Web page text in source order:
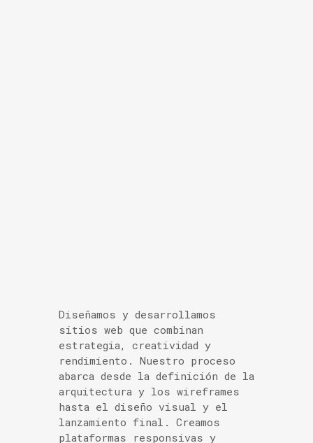
Diseñamos y desarrollamos
sitios web que combinan
estrategia, creatividad y
rendimiento. Nuestro proceso
abarca desde la definición de la
arquitectura y los wireframes
hasta el diseño visual y el
lanzamiento final. Creamos
plataformas responsivas y